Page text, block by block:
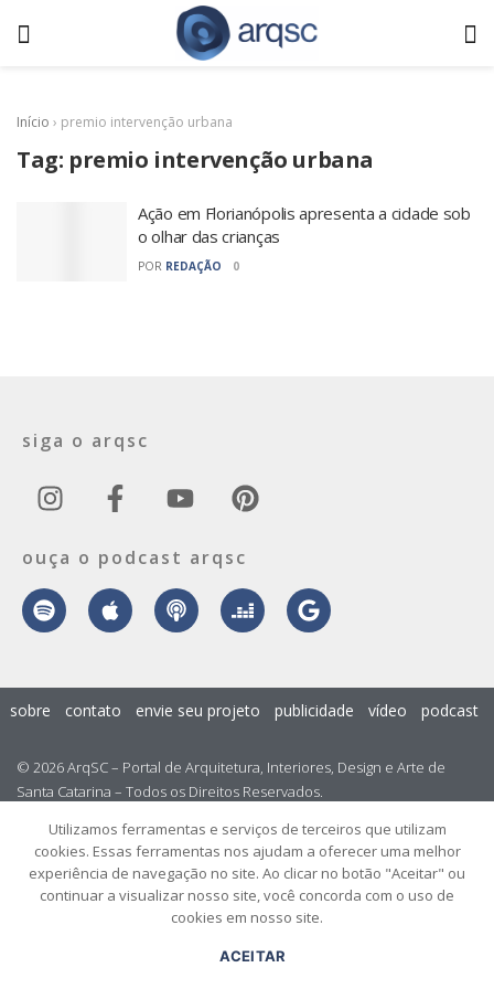
Início › premio intervenção urbana
Tag: premio intervenção urbana
Ação em Florianópolis apresenta a cidade sob
o olhar das crianças
POR REDAÇÃO 0
siga o arqsc
ouça o podcast arqsc
© 2026 ArqSC – Portal de Arquitetura, Interiores, Design e Arte de
Santa Catarina – Todos os Direitos Reservados.
sobre contato envie seu projeto publicidade vídeo podcast
Utilizamos ferramentas e serviços de terceiros que utilizam
cookies. Essas ferramentas nos ajudam a oferecer uma melhor
experiência de navegação no site. Ao clicar no botão "Aceitar" ou
continuar a visualizar nosso site, você concorda com o uso de
cookies em nosso site.
ACEITAR